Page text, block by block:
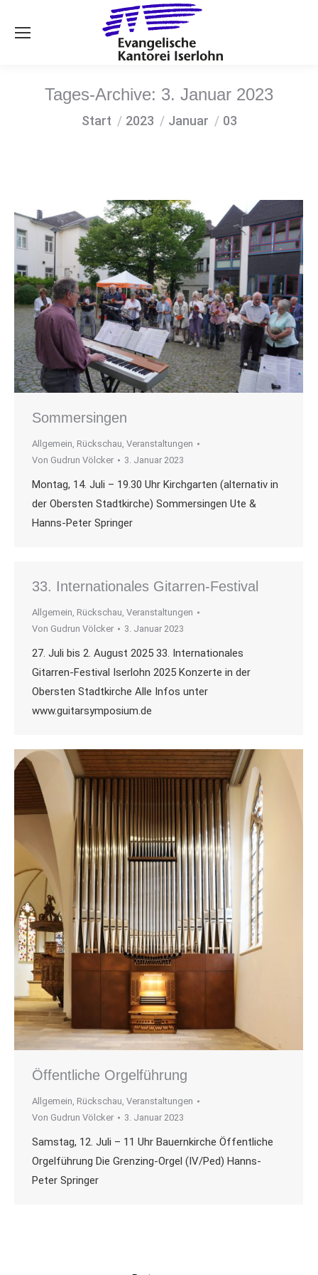
Tages-Archive: 3. Januar 2023
Sie befinden sich hier:
Start 2023 Januar 03
Sommersingen
Allgemein, Rückschau, Veranstaltungen
Von Gudrun Völcker 3. Januar 2023
Montag, 14. Juli – 19.30 Uhr Kirchgarten (alternativ in
der Obersten Stadtkirche) Sommersingen Ute &
Hanns-Peter Springer
33. Internationales Gitarren-Festival
Allgemein, Rückschau, Veranstaltungen
Von Gudrun Völcker 3. Januar 2023
27. Juli bis 2. August 2025 33. Internationales
Gitarren-Festival Iserlohn 2025 Konzerte in der
Obersten Stadtkirche Alle Infos unter
www.guitarsymposium.de
Öffentliche Orgelführung
Allgemein, Rückschau, Veranstaltungen
Von Gudrun Völcker 3. Januar 2023
Samstag, 12. Juli – 11 Uhr Bauernkirche Öffentliche
Orgelführung Die Grenzing-Orgel (IV/Ped) Hanns-
Peter Springer